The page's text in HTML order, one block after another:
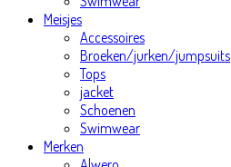
Meisjes
Accessoires
Broeken/jurken/jumpsuits
Tops
jacket
Schoenen
Swimwear
Merken